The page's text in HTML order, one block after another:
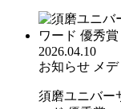
2026.04.10
お知らせ メ
須磨ユニバー